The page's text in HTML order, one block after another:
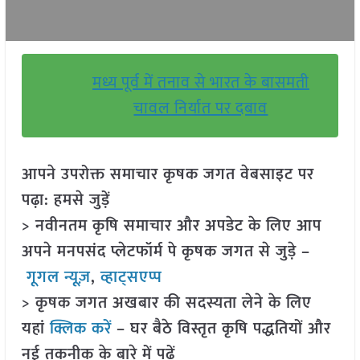
मध्य पूर्व में तनाव से भारत के बासमती
चावल निर्यात पर दबाव
आपने उपरोक्त समाचार कृषक जगत वेबसाइट पर
पढ़ा: हमसे जुड़ें
> नवीनतम कृषि समाचार और अपडेट के लिए आप
अपने मनपसंद प्लेटफॉर्म पे कृषक जगत से जुड़े –
गूगल न्यूज़,व्हाट्सएप्प
> कृषक जगत अखबार की सदस्यता लेने के लिए
यहांक्लिक करें– घर बैठे विस्तृत कृषि पद्धतियों और